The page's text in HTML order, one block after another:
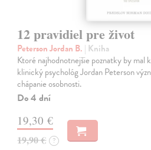
12 pravidiel pre život
Peterson Jordan B. | Kniha
Ktoré najhodnotnejšie poznatky by mal
klinický psychológ Jordan Peterson
chápanie osobnosti.
Do 4 dní
19,30 €
19,90 € ?